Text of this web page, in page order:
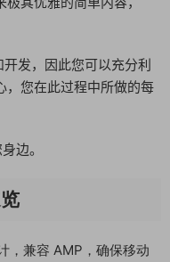
发，因此您可以充分利
，您在此过程中所做的每
边。
，兼容 AMP，确保移动